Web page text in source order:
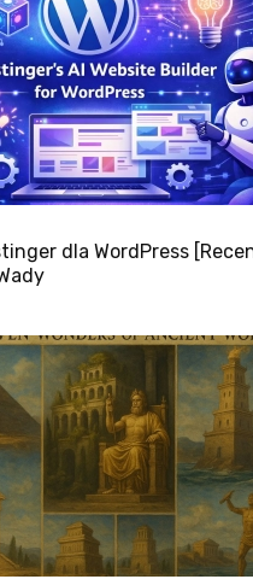
dla WordPress